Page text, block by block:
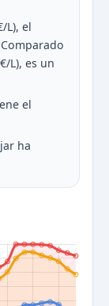
L), el
L), es un
el
ha